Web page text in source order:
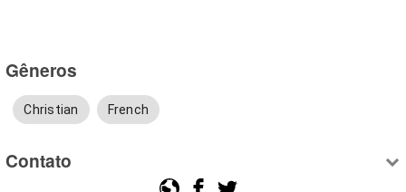
Gêneros
Christian French
Contato